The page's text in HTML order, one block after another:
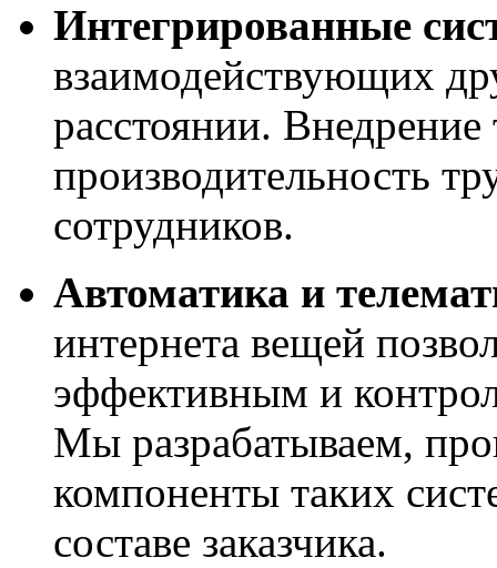
Интегрированные
взаимодействующих
расстоянии.
производительность
сотрудников.
Автоматика и
интернета вещей
эффективным и
Мы разрабатываем,
компоненты таких
составе заказчика.